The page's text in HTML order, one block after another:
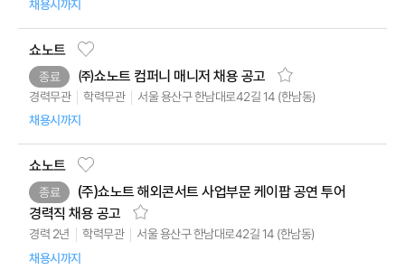
채용시까지
쇼노트
종료 ㈜쇼노트 컴퍼니 매니저 채용 공고
경력무관 학력무관 서울 용산구 한남대로42길 14 (한남동)
채용시까지
쇼노트
종료
(주)쇼노트 해외콘서트 사업부문 케이팝 공연 투어
경력직 채용 공고
경력 2년 학력무관 서울 용산구 한남대로42길 14 (한남동)
채용시까지